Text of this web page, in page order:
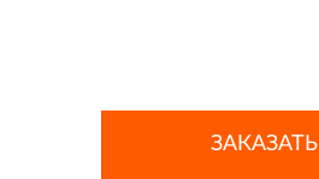
ЗАКАЗАТЬ